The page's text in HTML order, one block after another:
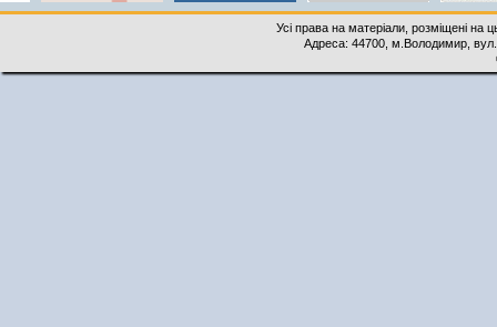
Усі права на матеріали, розміщені на
Адреса: 44700, м.Володимир,